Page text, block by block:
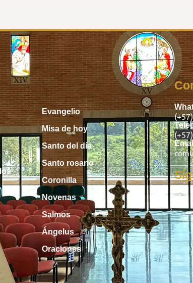
Inicio
Evangelio
Misa de hoy
Santo del día
Santo rosario
Coronilla
Novenas
Salmos
Ángelus
Oraciones